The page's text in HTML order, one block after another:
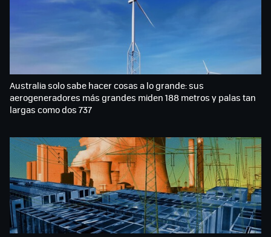
Australia solo sabe hacer cosas a lo grande: sus
aerogeneradores más grandes miden 188 metros y palas tan
largas como dos 737